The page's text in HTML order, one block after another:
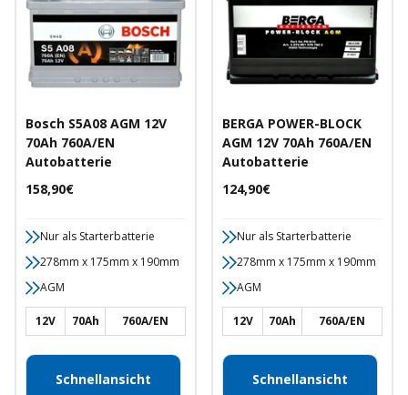
Bosch S5A08 AGM 12V
70Ah 760A/EN
Autobatterie
Angebotspreis
158,90€
Nur als Starterbatterie
278mm x 175mm x 190mm
AGM
12V 70Ah 760A/EN
Schnellansicht
BERGA POWER-BLOCK
AGM 12V 70Ah 760A/EN
Autobatterie
Angebotspreis
124,90€
Nur als Starterbatterie
278mm x 175mm x 190mm
AGM
12V 70Ah 760A/EN
Schnellansicht